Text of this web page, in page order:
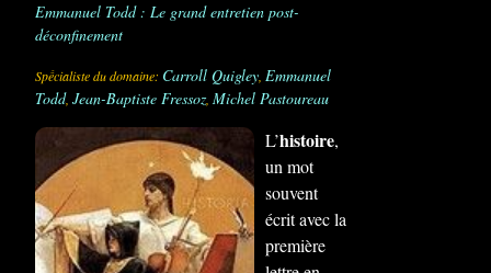
Emmanuel Todd : Le grand entretien post-
déconfinement
Spếcialiste du domaine: Carroll Quigley Emmanuel
Todd, Jean-Baptiste Fressoz, Michel Pastoureau
L’histoire,
un mot
souvent
écrit avec la
première